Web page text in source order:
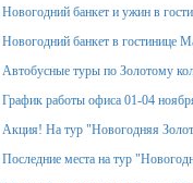
Новогодний банкет и ужин в
Новогодний банкет в гостинице
Автобусные туры по Золотому
График работы офиса 01-04
Акция! На тур "Новогодняя
Последние места на тур